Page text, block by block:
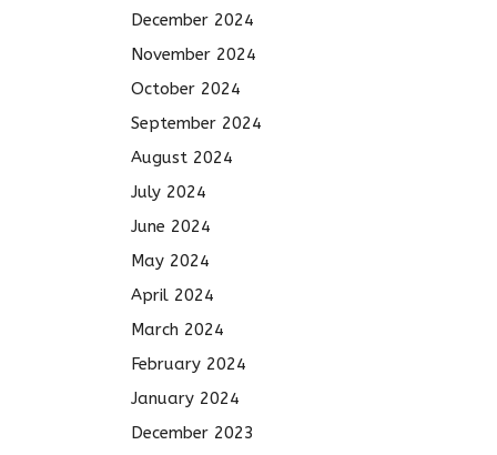
December 2024
November 2024
October 2024
September 2024
August 2024
July 2024
June 2024
May 2024
April 2024
March 2024
February 2024
January 2024
December 2023